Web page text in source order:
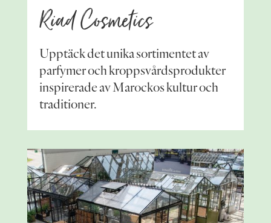
Riad Cosmetics
Upptäck det unika sortimentet av
parfymer och kroppsvårdsprodukter
inspirerade av Marockos kultur och
traditioner.